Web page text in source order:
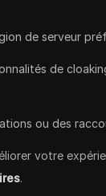
de serveur
de
ou des
votre
.